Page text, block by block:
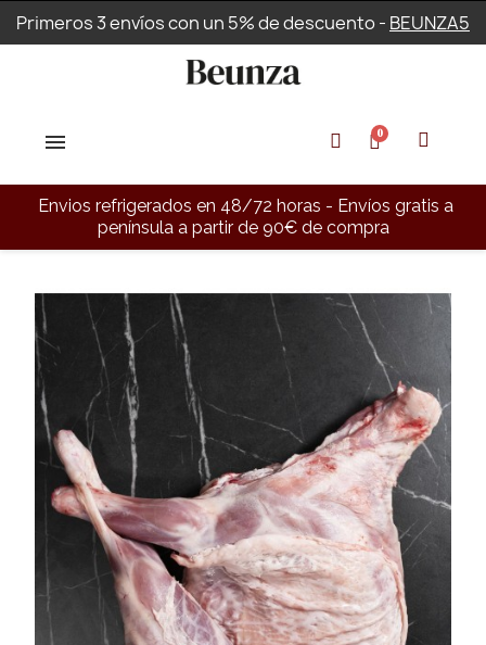
Primeros 3 envíos con un 5% de descuento - BEUNZA5
Envios refrigerados en 48/72 horas - Envíos gratis a
península a partir de 90€ de compra